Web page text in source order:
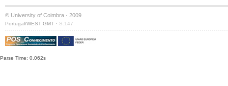
© University of Coimbra · 2009
Portugal/WEST GMT · S:147
Parse Time: 0.062s